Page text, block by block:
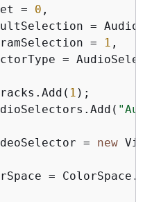
=
0 ,
=
=
1 ,
=
1 );
=
new
=